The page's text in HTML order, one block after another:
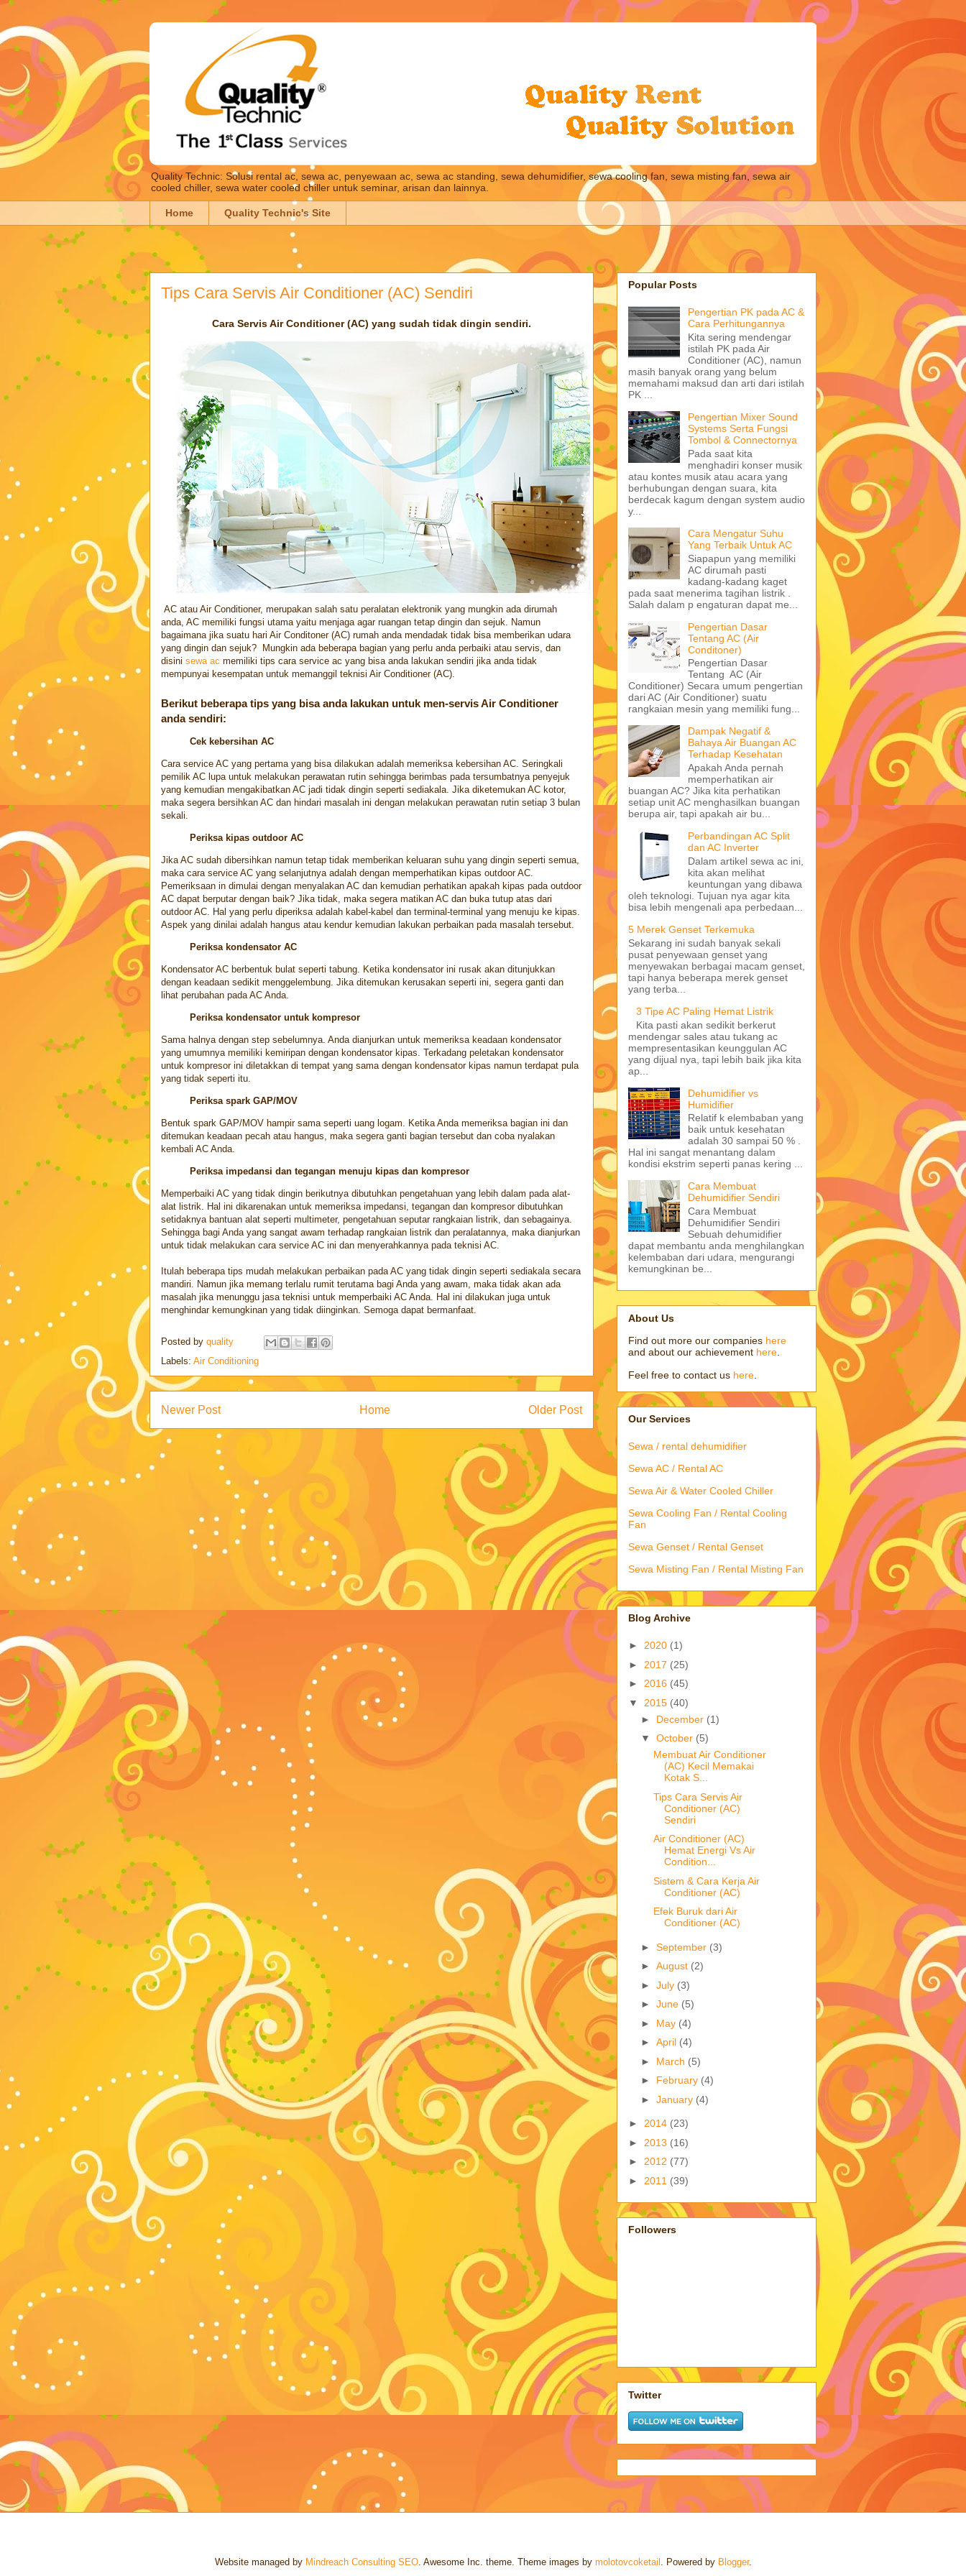
Quality Technic: Solusi rental ac, sewa ac, penyewaan ac, sewa ac standing, sewa dehumidifier, sewa cooling fan, sewa misting fan, sewa air
cooled chiller, sewa water cooled chiller untuk seminar, arisan dan lainnya.
Home Quality Technic's Site
Tips Cara Servis Air Conditioner (AC) Sendiri
Cara Servis Air Conditioner (AC) yang sudah tidak dingin sendiri.
AC atau Air Conditioner, merupakan salah satu peralatan elektronik yang mungkin ada dirumah
anda, AC memiliki fungsi utama yaitu menjaga agar ruangan tetap dingin dan sejuk. Namun
bagaimana jika suatu hari Air Conditoner (AC) rumah anda mendadak tidak bisa memberikan udara
yang dingin dan sejuk? Mungkin ada beberapa bagian yang perlu anda perbaiki atau servis, dan
disini sewa ac memiliki tips cara service ac yang bisa anda lakukan sendiri jika anda tidak
mempunyai kesempatan untuk memanggil teknisi Air Conditioner (AC).
Berikut beberapa tips yang bisa anda lakukan untuk men-servis Air Conditioner
anda sendiri:
Cek kebersihan AC
Cara service AC yang pertama yang bisa dilakukan adalah memeriksa kebersihan AC. Seringkali
pemilik AC lupa untuk melakukan perawatan rutin sehingga berimbas pada tersumbatnya penyejuk
yang kemudian mengakibatkan AC jadi tidak dingin seperti sediakala. Jika diketemukan AC kotor,
maka segera bersihkan AC dan hindari masalah ini dengan melakukan perawatan rutin setiap 3 bulan
sekali.
Periksa kipas outdoor AC
Jika AC sudah dibersihkan namun tetap tidak memberikan keluaran suhu yang dingin seperti semua,
maka cara service AC yang selanjutnya adalah dengan memperhatikan kipas outdoor AC.
Pemeriksaan in dimulai dengan menyalakan AC dan kemudian perhatikan apakah kipas pada outdoor
AC dapat berputar dengan baik? Jika tidak, maka segera matikan AC dan buka tutup atas dari
outdoor AC. Hal yang perlu diperiksa adalah kabel-kabel dan terminal-terminal yang menuju ke kipas.
Aspek yang dinilai adalah hangus atau kendur kemudian lakukan perbaikan pada masalah tersebut.
Periksa kondensator AC
Kondensator AC berbentuk bulat seperti tabung. Ketika kondensator ini rusak akan ditunjukkan
dengan keadaan sedikit menggelembung. Jika ditemukan kerusakan seperti ini, segera ganti dan
lihat perubahan pada AC Anda.
Periksa kondensator untuk kompresor
Sama halnya dengan step sebelumnya. Anda dianjurkan untuk memeriksa keadaan kondensator
yang umumnya memiliki kemiripan dengan kondensator kipas. Terkadang peletakan kondensator
untuk kompresor ini diletakkan di tempat yang sama dengan kondensator kipas namun terdapat pula
yang tidak seperti itu.
Periksa spark GAP/MOV
Bentuk spark GAP/MOV hampir sama seperti uang logam. Ketika Anda memeriksa bagian ini dan
ditemukan keadaan pecah atau hangus, maka segera ganti bagian tersebut dan coba nyalakan
kembali AC Anda.
Periksa impedansi dan tegangan menuju kipas dan kompresor
Memperbaiki AC yang tidak dingin berikutnya dibutuhkan pengetahuan yang lebih dalam pada alat-
alat listrik. Hal ini dikarenakan untuk memeriksa impedansi, tegangan dan kompresor dibutuhkan
setidaknya bantuan alat seperti multimeter, pengetahuan seputar rangkaian listrik, dan sebagainya.
Sehingga bagi Anda yang sangat awam terhadap rangkaian listrik dan peralatannya, maka dianjurkan
untuk tidak melakukan cara service AC ini dan menyerahkannya pada teknisi AC.
Itulah beberapa tips mudah melakukan perbaikan pada AC yang tidak dingin seperti sediakala secara
mandiri. Namun jika memang terlalu rumit terutama bagi Anda yang awam, maka tidak akan ada
masalah jika menunggu jasa teknisi untuk memperbaiki AC Anda. Hal ini dilakukan juga untuk
menghindar kemungkinan yang tidak diinginkan. Semoga dapat bermanfaat.
Posted by quality
Labels: Air Conditioning
Newer Post Older Post
Home
Popular Posts
Pengertian PK pada AC &
Cara Perhitungannya
Kita sering mendengar
istilah PK pada Air
Conditioner (AC), namun
masih banyak orang yang belum
memahami maksud dan arti dari istilah
PK ...
Pengertian Mixer Sound
Systems Serta Fungsi
Tombol & Connectornya
Pada saat kita
menghadiri konser musik
atau kontes musik atau acara yang
berhubungan dengan suara, kita
berdecak kagum dengan system audio
y...
Cara Mengatur Suhu
Yang Terbaik Untuk AC
Siapapun yang memiliki
AC dirumah pasti
kadang-kadang kaget
pada saat menerima tagihan listrik .
Salah dalam p engaturan dapat me...
Pengertian Dasar
Tentang AC (Air
Conditoner)
Pengertian Dasar
Tentang AC (Air
Conditioner) Secara umum pengertian
dari AC (Air Conditioner) suatu
rangkaian mesin yang memiliki fung...
Dampak Negatif &
Bahaya Air Buangan AC
Terhadap Kesehatan
Apakah Anda pernah
memperhatikan air
buangan AC? Jika kita perhatikan
setiap unit AC menghasilkan buangan
berupa air, tapi apakah air bu...
Perbandingan AC Split
dan AC Inverter
Dalam artikel sewa ac ini,
kita akan melihat
keuntungan yang dibawa
oleh teknologi. Tujuan nya agar kita
bisa lebih mengenali apa perbedaan...
5 Merek Genset Terkemuka
Sekarang ini sudah banyak sekali
pusat penyewaan genset yang
menyewakan berbagai macam genset,
tapi hanya beberapa merek genset
yang terba...
3 Tipe AC Paling Hemat Listrik
Kita pasti akan sedikit berkerut
mendengar sales atau tukang ac
mempresentasikan keunggulan AC
yang dijual nya, tapi lebih baik jika kita
ap...
Dehumidifier vs
Humidifier
Relatif k elembaban yang
baik untuk kesehatan
adalah 30 sampai 50 % .
Hal ini sangat menantang dalam
kondisi ekstrim seperti panas kering ...
Cara Membuat
Dehumidifier Sendiri
Cara Membuat
Dehumidifier Sendiri
Sebuah dehumidifier
dapat membantu anda menghilangkan
kelembaban dari udara, mengurangi
kemungkinan be...
About Us
Find out more our companies here
and about our achievement here
Feel free to contact us here
Our Services
Sewa / rental dehumidifier
Sewa AC / Rental AC
Sewa Air & Water Cooled Chiller
Sewa Cooling Fan / Rental Cooling
Fan
Sewa Genset / Rental Genset
Sewa Misting Fan / Rental Misting Fan
Blog Archive
► 2020 (1)
► 2017 (25)
► 2016 (45)
▼ 2015 (40)
► December (1)
▼ October (5)
Membuat Air Conditioner
(AC) Kecil Memakai
Kotak S...
Tips Cara Servis Air
Conditioner (AC)
Sendiri
Air Conditioner (AC)
Hemat Energi Vs Air
Condition...
Sistem & Cara Kerja Air
Conditioner (AC)
Efek Buruk dari Air
Conditioner (AC)
► September (3)
► August (2)
► July (3)
► June (5)
► May (4)
► April (4)
► March (5)
► February (4)
► January (4)
► 2014 (23)
► 2013 (16)
► 2012 (77)
► 2011 (39)
Followers
Twitter
Website managed by Mindreach Consulting SEO. Awesome Inc. theme. Theme images by molotovcoketail . Powered by Blogger.